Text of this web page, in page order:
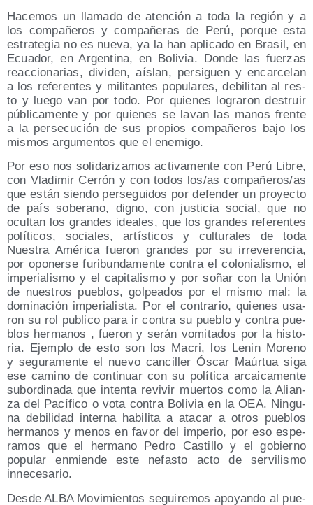
Hace­mos un lla­ma­do de aten­ción a toda la región y a
los com­pa­ñe­ros y com­pa­ñe­ras de Perú, por­que esta
estra­te­gia no es nue­va, ya la han apli­ca­do en Bra­sil, en
Ecua­dor, en Argen­ti­na, en Boli­via. Don­de las fuer­zas
reac­cio­na­rias, divi­den, aís­lan, per­si­guen y encar­ce­lan
a los refe­ren­tes y mili­tan­tes popu­la­res, debi­li­tan al res­
to y lue­go van por todo. Por quie­nes logra­ron des­truir
públi­ca­men­te y por quie­nes se lavan las manos fren­te
a la per­se­cu­ción de sus pro­pios com­pa­ñe­ros bajo los
mis­mos argu­men­tos que el enemigo.
Por eso nos soli­da­ri­za­mos acti­va­men­te con Perú Libre,
con Vla­di­mir Cerrón y con todos los/​as compañeros/​as
que están sien­do per­se­gui­dos por defen­der un pro­yec­to
de país sobe­rano, digno, con jus­ti­cia social, que no
ocul­tan los gran­des idea­les, que los gran­des refe­ren­tes
polí­ti­cos, socia­les, artís­ti­cos y cul­tu­ra­les de toda
Nues­tra Amé­ri­ca fue­ron gran­des por su irre­ve­ren­cia,
por opo­ner­se furi­bun­da­men­te con­tra el colo­nia­lis­mo, el
impe­ria­lis­mo y el capi­ta­lis­mo y por soñar con la Unión
de nues­tros pue­blos, gol­pea­dos por el mis­mo mal: la
domi­na­ción impe­ria­lis­ta. Por el con­tra­rio, quie­nes usa­
ron su rol publi­co para ir con­tra su pue­blo y con­tra pue­
blos her­ma­nos , fue­ron y serán vomi­ta­dos por la his­to­
ria. Ejem­plo de esto son los Macri, los Lenin Moreno
y segu­ra­men­te el nue­vo can­ci­ller Óscar Maúr­tua siga
ese camino de con­ti­nuar con su polí­ti­ca arcai­ca­men­te
subor­di­na­da que inten­ta revi­vir muer­tos como la Alian­
za del Pací­fi­co o vota con­tra Boli­via en la OEA. Nin­gu­
na debi­li­dad inter­na habi­li­ta a ata­car a otros pue­blos
her­ma­nos y menos en favor del impe­rio, por eso espe­
ra­mos que el her­mano Pedro Cas­ti­llo y el gobierno
popu­lar enmien­de este nefas­to acto de ser­vi­lis­mo
innecesario.
Des­de ALBA Movi­mien­tos segui­re­mos apo­yan­do al pue­